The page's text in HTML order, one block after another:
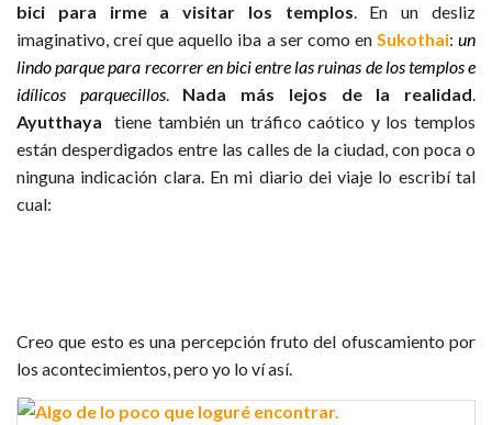
bici para irme a visitar los templos. En un desliz
imaginativo, creí que aquello iba a ser como en Sukothai:un
lindo parque para recorrer en bici entre las ruinas de los templos e
idílicos parquecillos. Nada más lejos de la realidad.
Ayutthaya tiene también un tráfico caótico y los templos
están desperdigados entre las calles de la ciudad, con poca o
ninguna indicación clara. En mi diario dei viaje lo escribí tal
cual:
Creo que esto es una percepción fruto del ofuscamiento por
los acontecimientos, pero yo lo ví así.